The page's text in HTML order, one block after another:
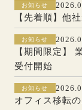
お知らせ
【先着順】他
お知らせ
【期間限定】
受付開始
お知らせ
オフィス移転